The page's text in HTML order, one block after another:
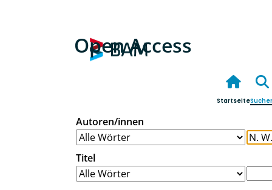
Open Access
Startseite
Autoren/innen
Titel